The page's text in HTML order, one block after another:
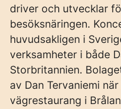
driver och utvecklar
besöksnäringen.
huvudsakligen i
verksamheter i både
Storbritannien.
av Dan Tervaniemi
vägrestaurang i